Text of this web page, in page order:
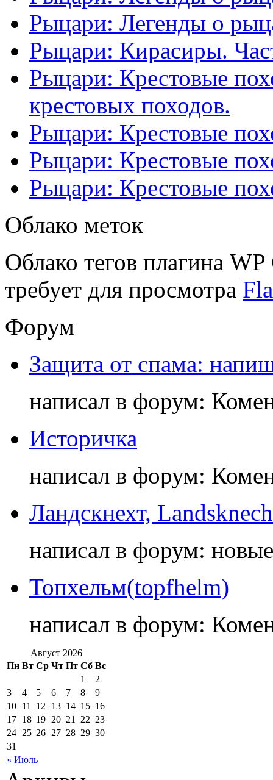
Рыцари: Легенды о
Рыцари: Кирасиры.
Рыцари: Крестовые
крестовых походов.
Рыцари: Крестовые
Рыцари: Крестовые
Рыцари: Крестовые
Облако меток
Облако тегов плагина
требует для просмотра
Форум
Защита от спама:
написал в форум:
Историчка
написал в форум:
Ландскнехт,
написал в форум:
Топхельм(topfhelm)
написал в форум:
Август 2026
Пн Вт Ср Чт Пт Сб Вс
« Июль
1
2
3
4 5 6 7 8
9
10 11 12 13 14 15 16
17 18 19 20 21 22 23
24 25 26 27 28 29 30
31